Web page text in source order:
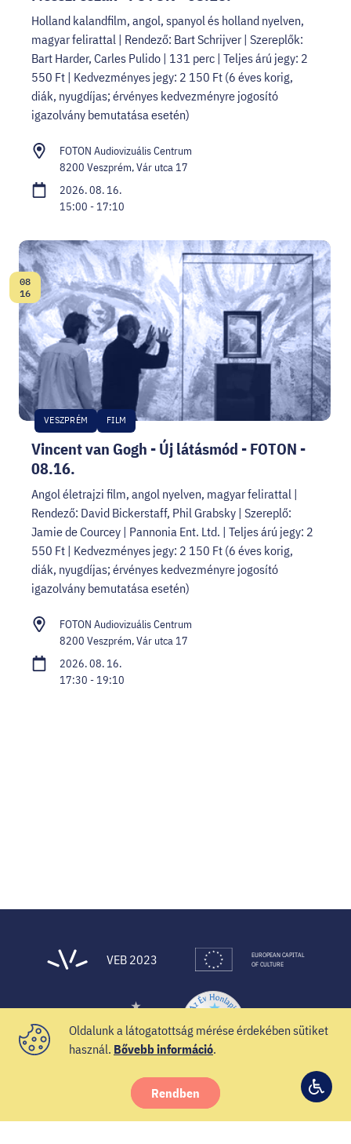
© 2021 Veszprém-Balaton 2023
Holland kalandfilm, angol, spanyol és holland nyelven,
magyar felirattal | Rendező: Bart Schrijver | Szereplők:
Bart Harder, Carles Pulido | 131 perc | Teljes árú jegy: 2
550 Ft | Kedvezményes jegy: 2 150 Ft (6 éves korig,
diák, nyugdíjas; érvényes kedvezményre jogosító
igazolvány bemutatása esetén)
FOTON Audiovizuális Centrum
8200 Veszprém, Vár utca 17
2026. 08. 16.
15:00 - 17:10
Vincent van Gogh - Új látásmód - FOTON -
08.16.
VESZPRÉM FILM
Dátum:
08
16
Angol életrajzi film, angol nyelven, magyar felirattal |
Rendező: David Bickerstaff, Phil Grabsky | Szereplő:
Jamie de Courcey | Pannonia Ent. Ltd. | Teljes árú jegy: 2
550 Ft | Kedvezményes jegy: 2 150 Ft (6 éves korig,
diák, nyugdíjas; érvényes kedvezményre jogosító
igazolvány bemutatása esetén)
FOTON Audiovizuális Centrum
8200 Veszprém, Vár utca 17
2026. 08. 16.
17:30 - 19:10
VEB 2023
EUROPEAN CAPITAL
OF CULTURE
InstagramYouTubeSpotify
Oldalunk a látogatottság mérése érdekében sütiket
használ. Bővebb információ.
Rendben